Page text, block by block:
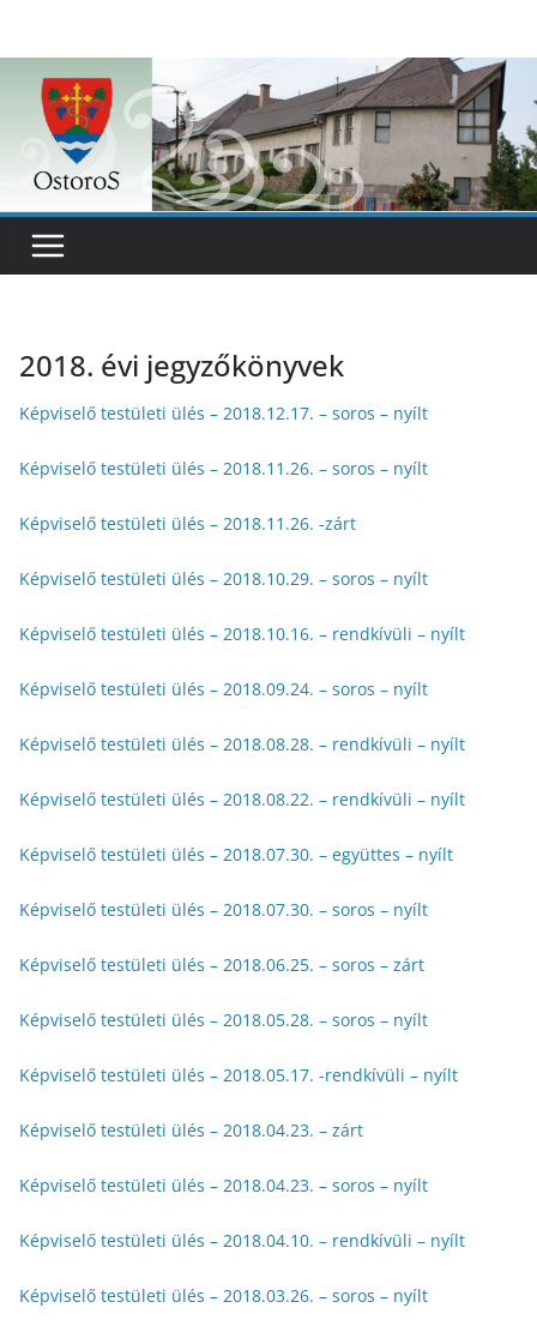
content
2018. évi jegyzőkönyvek
Képviselő testületi ülés – 2018.12.17. – soros – nyílt
Képviselő testületi ülés – 2018.11.26. – soros – nyílt
Képviselő testületi ülés – 2018.11.26. -zárt
Képviselő testületi ülés – 2018.10.29. – soros – nyílt
Képviselő testületi ülés – 2018.10.16. – rendkívüli – nyílt
Képviselő testületi ülés – 2018.09.24. – soros – nyílt
Képviselő testületi ülés – 2018.08.28. – rendkívüli – nyílt
Képviselő testületi ülés – 2018.08.22. – rendkívüli – nyílt
Képviselő testületi ülés – 2018.07.30. – együttes – nyílt
Képviselő testületi ülés – 2018.07.30. – soros – nyílt
Képviselő testületi ülés – 2018.06.25. – soros – zárt
Képviselő testületi ülés – 2018.05.28. – soros – nyílt
Képviselő testületi ülés – 2018.05.17. -rendkívüli – nyílt
Képviselő testületi ülés – 2018.04.23. – zárt
Képviselő testületi ülés – 2018.04.23. – soros – nyílt
Képviselő testületi ülés – 2018.04.10. – rendkívüli – nyílt
Képviselő testületi ülés – 2018.03.26. – soros – nyílt